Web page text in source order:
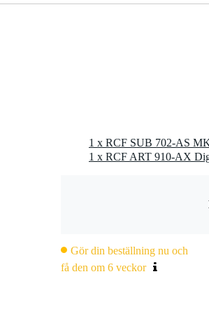
Gör din beställning nu och
få den om 6 veckor